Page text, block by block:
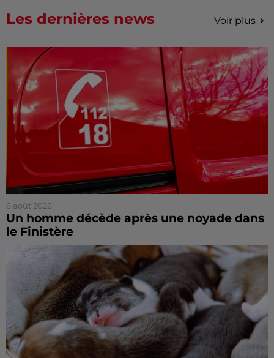
Les dernières news Voir plus
6 août 2026
Un homme décède après une noyade dans
le Finistère